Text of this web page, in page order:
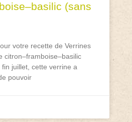
(sans
votre recette de Verrines
citron–framboise–basilic
juillet, cette verrine a
pouvoir